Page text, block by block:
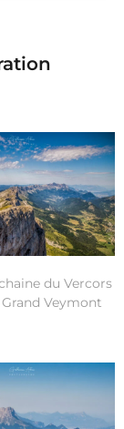
du Vercors
Veymont